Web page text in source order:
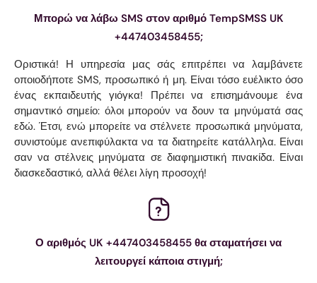
Μπορώ να λάβω SMS στον αριθμό TempSMSS UK
+447403458455;
Οριστικά! Η υπηρεσία μας σάς επιτρέπει να λαμβάνετε
οποιοδήποτε SMS, προσωπικό ή μη. Είναι τόσο ευέλικτο όσο
ένας εκπαιδευτής γιόγκα! Πρέπει να επισημάνουμε ένα
σημαντικό σημείο: όλοι μπορούν να δουν τα μηνύματά σας
εδώ. Έτσι, ενώ μπορείτε να στέλνετε προσωπικά μηνύματα,
συνιστούμε ανεπιφύλακτα να τα διατηρείτε κατάλληλα. Είναι
σαν να στέλνεις μηνύματα σε διαφημιστική πινακίδα. Είναι
διασκεδαστικό, αλλά θέλει λίγη προσοχή!
Ο αριθμός UK +447403458455 θα σταματήσει να
λειτουργεί κάποια στιγμή;